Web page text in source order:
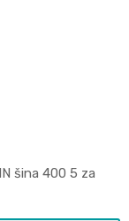
šina 400 5 za